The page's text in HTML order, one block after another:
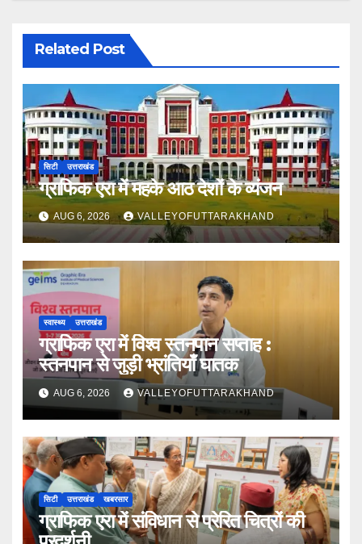
Related Post
सिटी उत्तराखंड
ग्राफिक एरा में महके आठ देशों के व्यंजन
AUG 6, 2026 VALLEYOFUTTARAKHAND
स्वास्थ्य उत्तराखंड
ग्राफिक एरा में विश्व स्तनपान सप्ताह :
स्तनपान से जुड़ी भ्रांतियाँ घातक
AUG 6, 2026 VALLEYOFUTTARAKHAND
सिटी उत्तराखंड खबरसार
ग्राफिक एरा में संविधान से प्रेरित चित्रों की